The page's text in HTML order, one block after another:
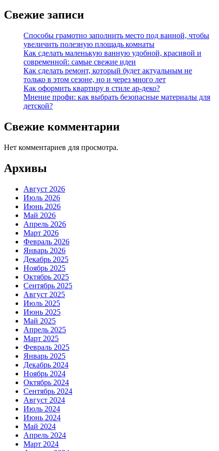
Свежие записи
Способы грамотно заполнить место под ванной, чтобы
увеличить полезную площадь комнаты
Как сделать маленькую ванную удобной, красивой и
современной: самые свежие идеи
Как сделать ремонт, который будет актуальным не
только в этом сезоне, но и через много лет
Как оформить квартиру в стиле ар-деко?
Мнение профи: как выбрать безопасные материалы для
детской?
Свежие комментарии
Нет комментариев для просмотра.
Архивы
Август 2026
Июль 2026
Июнь 2026
Май 2026
Апрель 2026
Март 2026
Февраль 2026
Январь 2026
Декабрь 2025
Ноябрь 2025
Октябрь 2025
Сентябрь 2025
Август 2025
Июль 2025
Июнь 2025
Май 2025
Апрель 2025
Март 2025
Февраль 2025
Январь 2025
Декабрь 2024
Ноябрь 2024
Октябрь 2024
Сентябрь 2024
Август 2024
Июль 2024
Июнь 2024
Май 2024
Апрель 2024
Март 2024